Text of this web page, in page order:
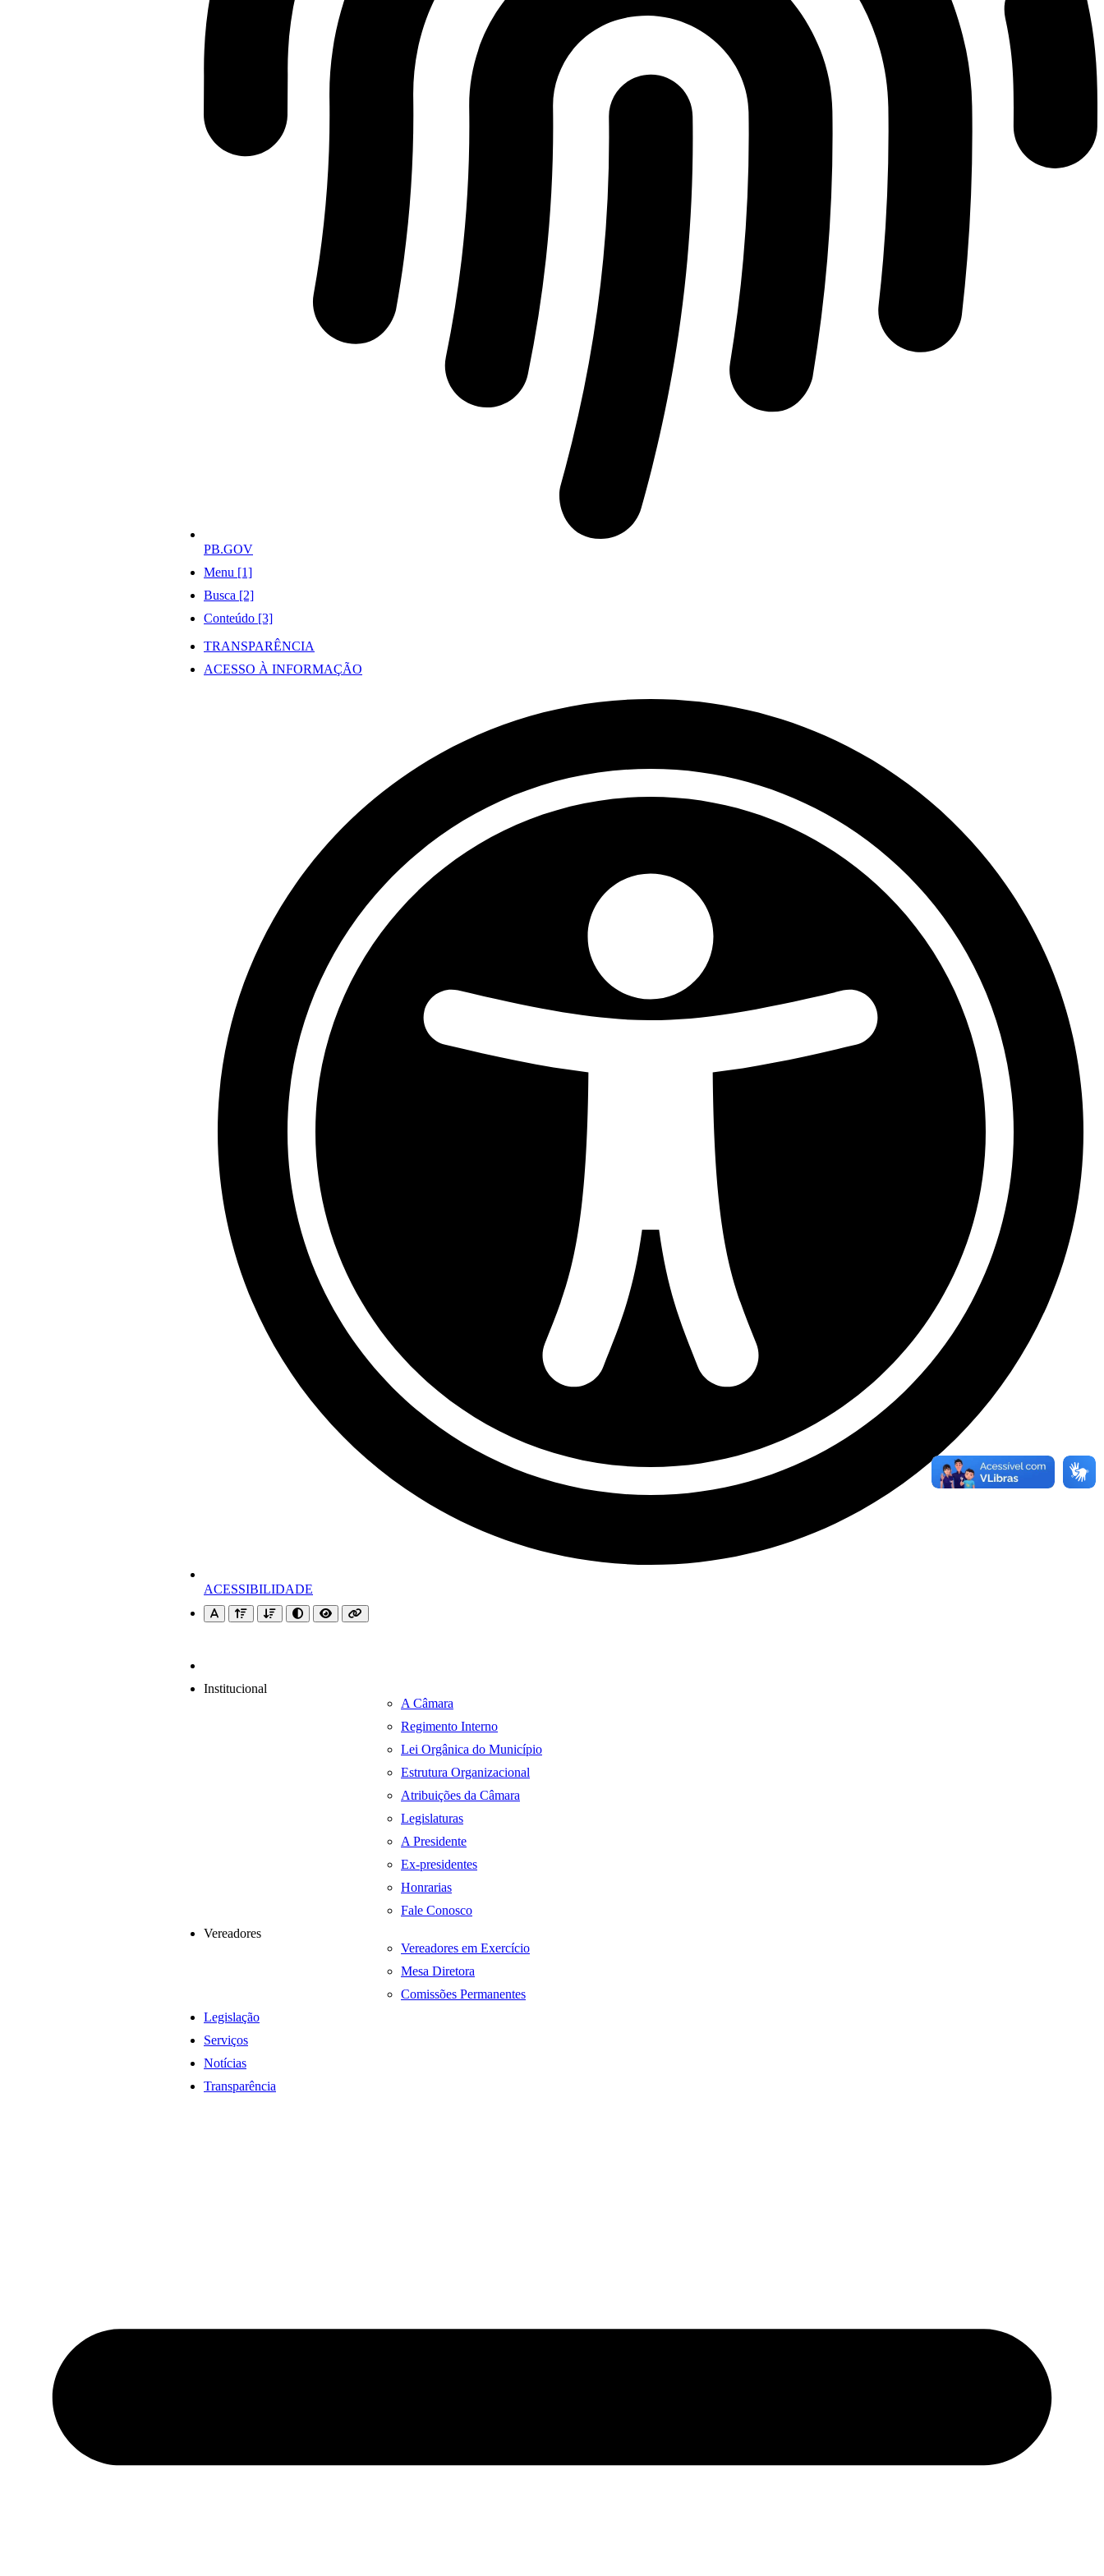
PB.GOV
Menu [1]
Busca [2]
Conteúdo [3]
TRANSPARÊNCIA
ACESSO À INFORMAÇÃO
ACESSIBILIDADE
Institucional
A Câmara
Regimento Interno
Lei Orgânica do Município
Estrutura Organizacional
Atribuições da Câmara
Legislaturas
A Presidente
Ex-presidentes
Honrarias
Fale Conosco
Vereadores
Vereadores em Exercício
Mesa Diretora
Comissões Permanentes
Legislação
Serviços
Notícias
Transparência